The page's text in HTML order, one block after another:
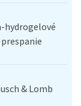
hydrogelové
& Lomb